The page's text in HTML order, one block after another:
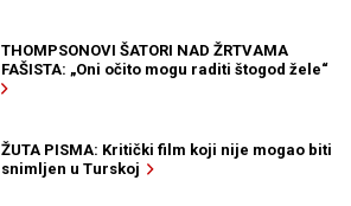
THOMPSONOVI ŠATORI NAD ŽRTVAMA
FAŠISTA: „Oni očito mogu raditi štogod žele“
ŽUTA PISMA: Kritički film koji nije mogao biti
snimljen u Turskoj